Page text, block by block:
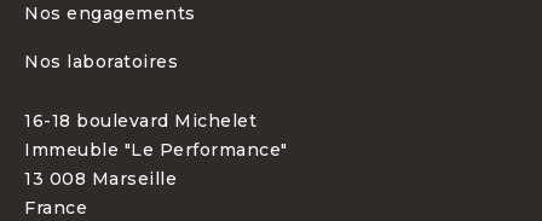
Nos engagements
Nos laboratoires
16-18 boulevard Michelet
Immeuble "Le Performance"
13 008 Marseille
France